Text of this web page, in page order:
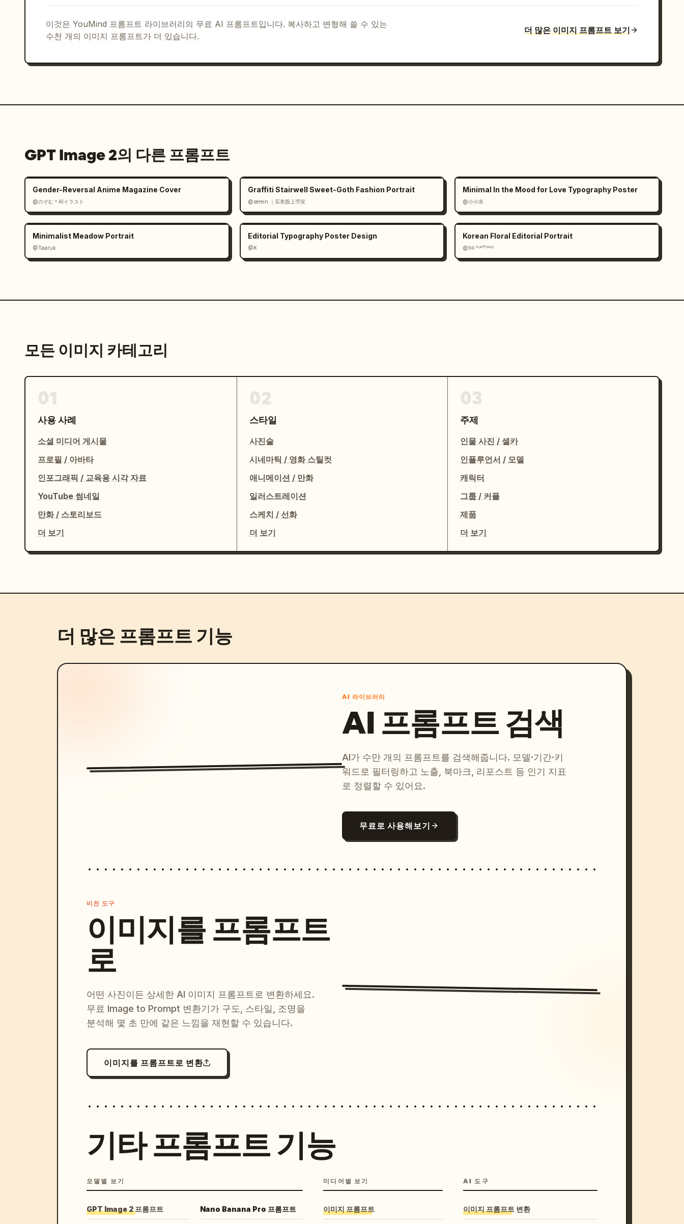
이것은 YouMind 프롬프트 라이브러리의 무료 AI 프롬프트입니다. 복사하고 변형해 쓸 수 있는
수천 개의 이미지 프롬프트가 더 있습니다.
더 많은 이미지 프롬프트 보기
GPT Image 2의 다른 프롬프트
Gender-Reversal Anime Magazine Cover
@のぞむ＊AIイラスト
Graffiti Stairwell Sweet-Goth Fashion Portrait
@serein ｜买美股上币安
Minimal In the Mood for Love Typography Poster
@小小东
Minimalist Meadow Portrait
@Taaruk
Editorial Typography Poster Design
@K
Korean Floral Editorial Portrait
@𝟡𝟜 ᴾᴸᴬʸᶠᴼᴿᴳᴱ
모든 이미지 카테고리
사용 사례
소셜 미디어 게시물
프로필 / 아바타
인포그래픽 / 교육용 시각 자료
YouTube 썸네일
만화 / 스토리보드
더 보기
스타일
사진술
시네마틱 / 영화 스틸컷
애니메이션 / 만화
일러스트레이션
스케치 / 선화
더 보기
주제
인물 사진 / 셀카
인플루언서 / 모델
캐릭터
그룹 / 커플
제품
더 보기
더 많은 프롬프트 기능
AI 라이브러리
AI 프롬프트 검색
AI가 수만 개의 프롬프트를 검색해줍니다. 모델·기간·키
워드로 필터링하고 노출, 북마크, 리포스트 등 인기 지표
로 정렬할 수 있어요.
무료로 사용해보기
비전 도구
이미지를 프롬프트
로
어떤 사진이든 상세한 AI 이미지 프롬프트로 변환하세요.
무료 Image to Prompt 변환기가 구도, 스타일, 조명을
분석해 몇 초 만에 같은 느낌을 재현할 수 있습니다.
이미지를 프롬프트로 변환
기타 프롬프트 기능
모델별 보기
GPT Image 2 프롬프트 Nano Banana Pro 프롬프트
미디어별 보기
이미지 프롬프트
AI 도구
이미지 프롬프트 변환